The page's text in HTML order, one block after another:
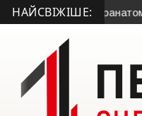
НАЙСВІЖІШЕ:
річного